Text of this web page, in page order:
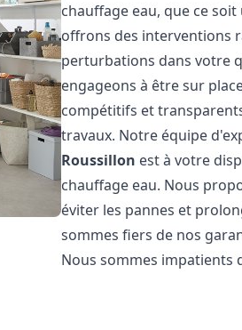
chauffage eau, que ce
offrons des interventions
perturbations dans votre
engageons à être sur
compétitifs et
travaux. Notre équipe
Roussillon est à votre
chauffage eau. Nous
éviter les pannes et
sommes fiers de nos
Nous sommes impatients